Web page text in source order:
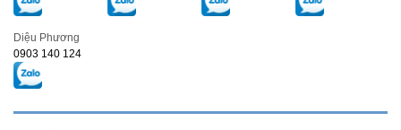
Diệu Phương
0903 140 124